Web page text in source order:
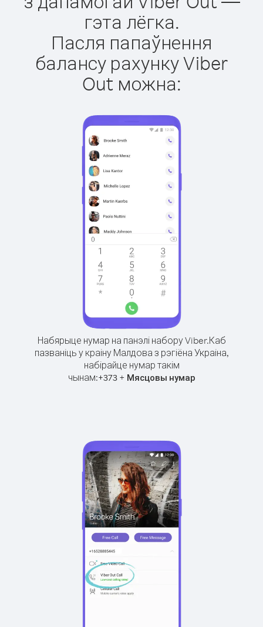
гэта лёгка.
Пасля папаўнення
балансу рахунку Viber
Out можна:
Набярыце нумар на панэлі набору Viber.Каб
пазваніць у краіну Малдова з рэгіёна Украіна,
набірайце нумар такім
чынам:+373+ Мясцовы нумар